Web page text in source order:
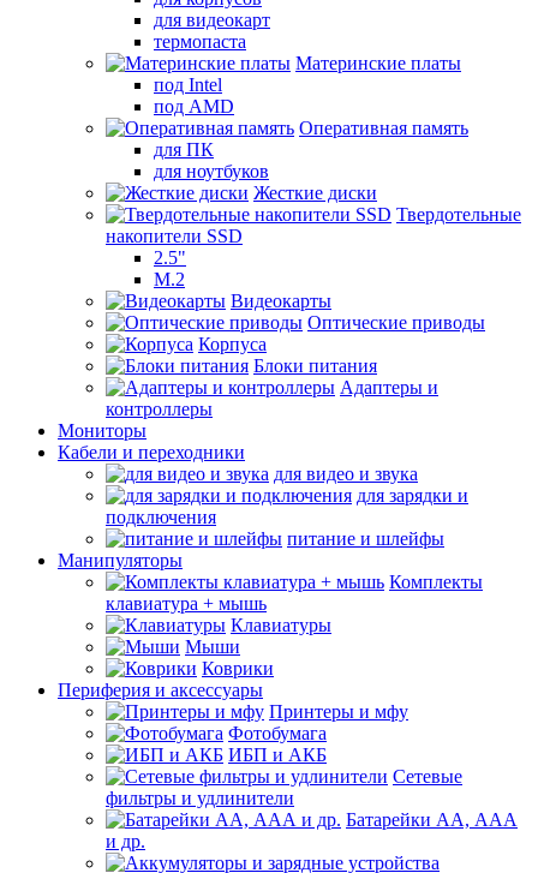
для видеокарт
термопаста
Материнские платы
под Intel
под AMD
Оперативная память
для ПК
для ноутбуков
Жесткие диски
Твердотельные
накопители SSD
2.5"
M.2
Видеокарты
Оптические приводы
Корпуса
Блоки питания
Адаптеры и
контроллеры
Мониторы
Кабели и переходники
для видео и звука
для зарядки и
подключения
питание и шлейфы
Манипуляторы
Комплекты
клавиатура + мышь
Клавиатуры
Мыши
Коврики
Периферия и аксессуары
Принтеры и мфу
Фотобумага
ИБП и АКБ
Сетевые
фильтры и удлинители
Батарейки АА, ААА
и др.